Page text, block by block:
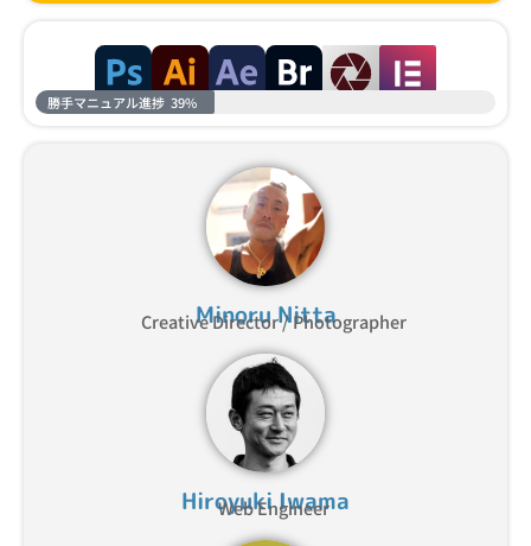
勝手マニュアル進捗 39%
Minoru Nitta
Creative Director / Photographer
Hiroyuki Iwama
Web Engineer